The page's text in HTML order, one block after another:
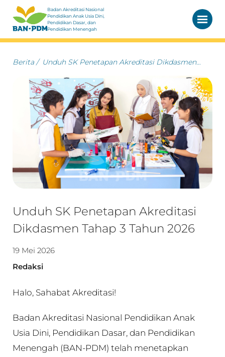
Badan Akreditasi Nasional
Pendidikan Anak Usia Dini,
Pendidikan Dasar, dan
Pendidikan Menengah
Berita / Unduh SK Penetapan Akreditasi Dikdasmen
Unduh SK Penetapan Akreditasi
Dikdasmen Tahap 3 Tahun 2026
19 Mei 2026
Redaksi
Halo, Sahabat Akreditasi!
Badan Akreditasi Nasional Pendidikan Anak
Usia Dini, Pendidikan Dasar, dan Pendidikan
Menengah (BAN-PDM) telah menetapkan